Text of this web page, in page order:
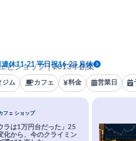
とショップ｜2013年創業
連休11-21 平日祝16-23 月休
ジム カフェ 料金 営業日
フェ ショップ
ラは1万円台だった」25
化から、今のクライミン